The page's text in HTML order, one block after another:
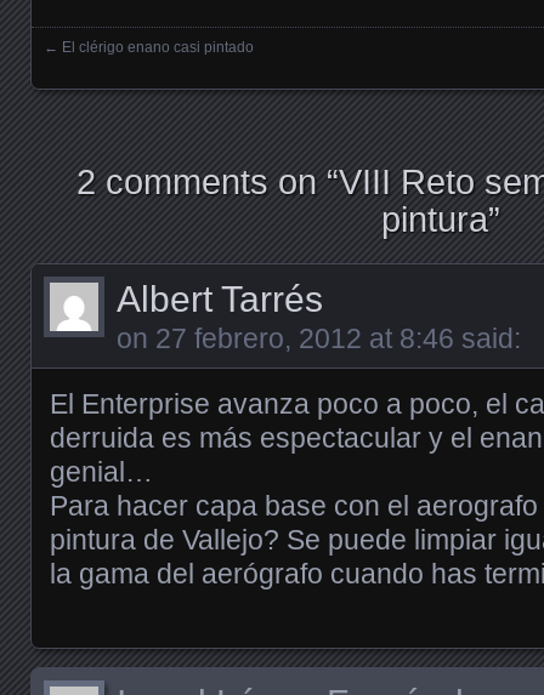
← El clérigo enano casi pintado
2 comments on “VIII Reto
pintura”
Albert Tarrés
on 27 febrero, 2012 at 8:46 said:
El Enterprise avanza poco a poco, el
derruida es más espectacular y el
genial…
Para hacer capa base con el
pintura de Vallejo? Se puede limpiar
la gama del aerógrafo cuando has